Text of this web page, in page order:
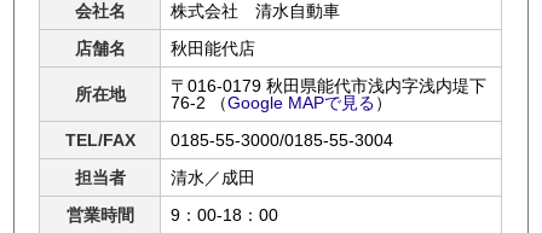
会社名
株式会社 清水自動車
店舗名
秋田能代店
所在地
〒016-0179 秋田県能代市浅内字浅内堤下
76-2
（Google MAPで見る）
TEL/FAX
0185-55-3000/0185-55-3004
担当者
清水／成田
営業時間
9：00-18：00